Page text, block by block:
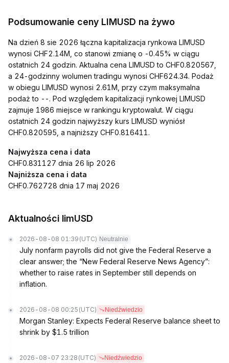
Podsumowanie ceny LIMUSD na żywo
Na dzień 8 sie 2026 łączna kapitalizacja rynkowa LIMUSD
wynosi CHF2.14M, co stanowi zmianę o -0.45% w ciągu
ostatnich 24 godzin. Aktualna cena LIMUSD to CHF0.820567,
a 24-godzinny wolumen tradingu wynosi CHF624.34. Podaż
w obiegu LIMUSD wynosi 2.61M, przy czym maksymalna
podaż to --. Pod względem kapitalizacji rynkowej LIMUSD
zajmuje 1986 miejsce w rankingu kryptowalut. W ciągu
ostatnich 24 godzin najwyższy kurs LIMUSD wyniósł
CHF0.820595, a najniższy CHF0.816411.
Najwyższa cena i data
CHF0.831127 dnia 26 lip 2026
Najniższa cena i data
CHF0.762728 dnia 17 maj 2026
Aktualności limUSD
2026-08-08 01:39 (UTC) Neutralnie
July nonfarm payrolls did not give the Federal Reserve a
clear answer; the “New Federal Reserve News Agency”:
whether to raise rates in September still depends on
inflation.
2026-08-08 00:25 (UTC) Niedźwiedzio
Morgan Stanley: Expects Federal Reserve balance sheet to
shrink by $1.5 trillion
2026-08-07 23:28 (UTC) Niedźwiedzio